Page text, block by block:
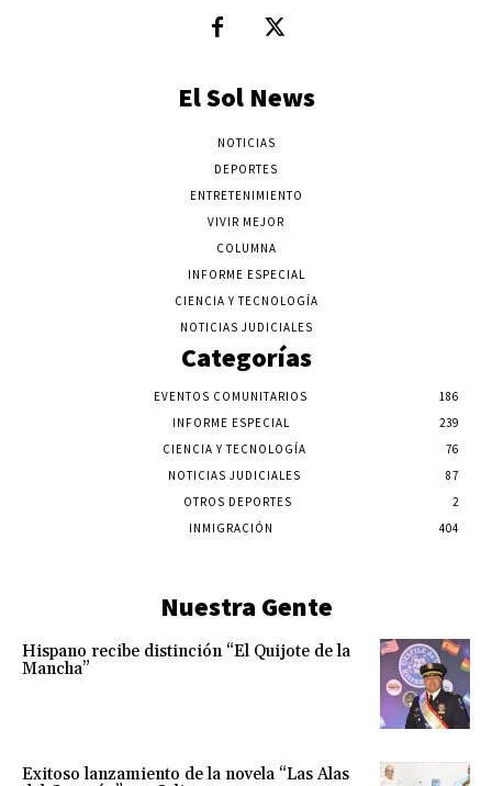
El Sol News
NOTICIAS
DEPORTES
ENTRETENIMIENTO
VIVIR MEJOR
COLUMNA
INFORME ESPECIAL
CIENCIA Y TECNOLOGÍA
NOTICIAS JUDICIALES
Categorías
EVENTOS COMUNITARIOS
186
INFORME ESPECIAL
239
CIENCIA Y TECNOLOGÍA
76
NOTICIAS JUDICIALES
87
OTROS DEPORTES
2
INMIGRACIÓN
404
Nuestra Gente
Hispano recibe distinción “El Quijote de la
Mancha”
Exitoso lanzamiento de la novela “Las Alas